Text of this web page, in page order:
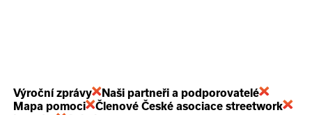
Výroční zprávy
Naši partneři a podporovatelé
Mapa pomoci
Členové České asociace streetwork